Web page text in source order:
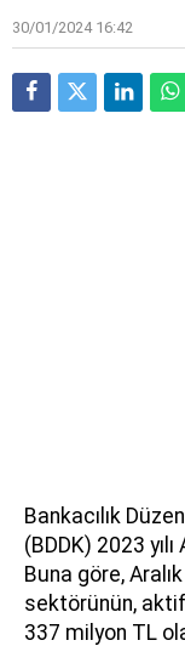
30/01/2024 16:42
Bankacılık
(BDDK) 2023
Buna göre,
sektörünün,
337 milyon TL